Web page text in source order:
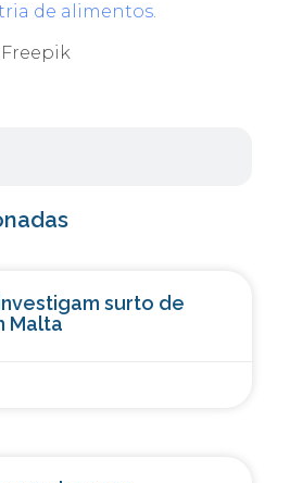
de alimentos.
surto de
Malta